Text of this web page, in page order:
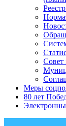
Совет
Меры
80 лет